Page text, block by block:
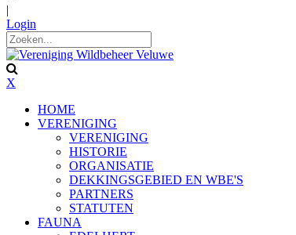
|
Login
X
HOME
VERENIGING
VERENIGING
HISTORIE
ORGANISATIE
DEKKINGSGEBIED EN WBE'S
PARTNERS
STATUTEN
FAUNA